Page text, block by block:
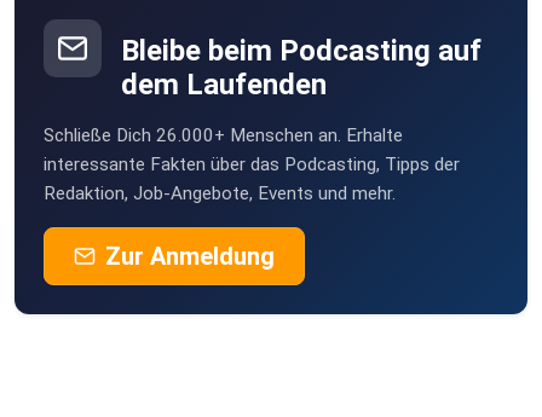
Bleibe beim Podcasting auf
dem Laufenden
Schließe Dich 26.000+ Menschen an. Erhalte
interessante Fakten über das Podcasting, Tipps der
Redaktion, Job-Angebote, Events und mehr.
Zur Anmeldung